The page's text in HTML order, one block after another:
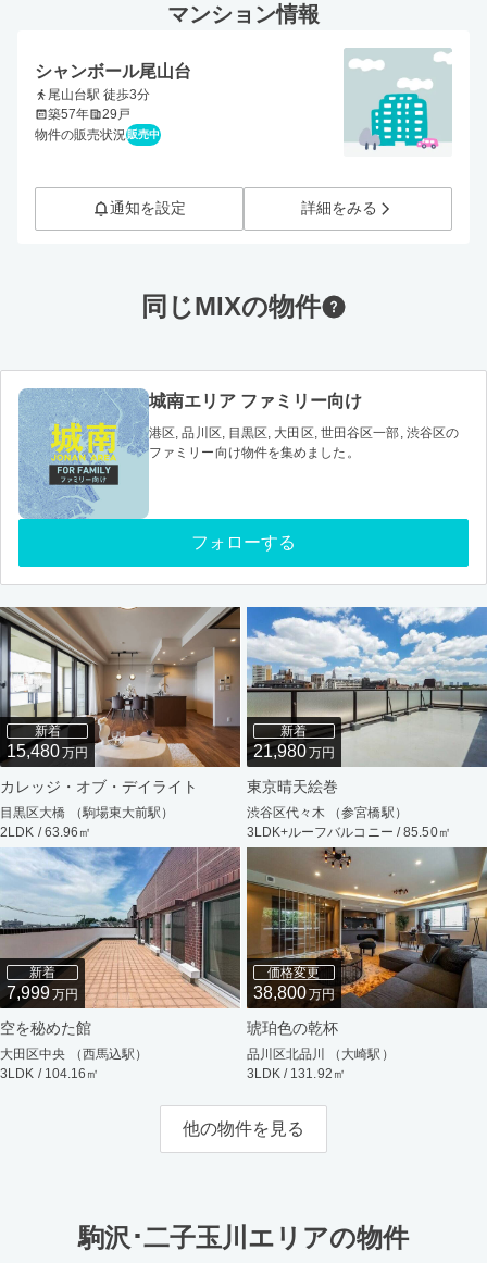
マンション情報
シャンボール尾山台
尾山台駅 徒歩3分
築57年
29戸
物件の販売状況 販売中
通知を設定 詳細をみる
同じMIXの物件
城南エリア ファミリー向け
港区, 品川区, 目黒区, 大田区, 世田谷区一部, 渋谷区の
ファミリー向け物件を集めました。
フォローする
新着
15,480万円
カレッジ・オブ・デイライト
目黒区大橋 （駒場東大前駅）
2LDK / 63.96㎡
新着
21,980万円
東京晴天絵巻
渋谷区代々木 （参宮橋駅）
3LDK+ルーフバルコニー / 85.50㎡
新着
7,999万円
空を秘めた館
大田区中央 （西馬込駅）
3LDK / 104.16㎡
価格変更
38,800万円
琥珀色の乾杯
品川区北品川 （大崎駅）
3LDK / 131.92㎡
他の物件を見る
駒沢･二子玉川エリアの物件